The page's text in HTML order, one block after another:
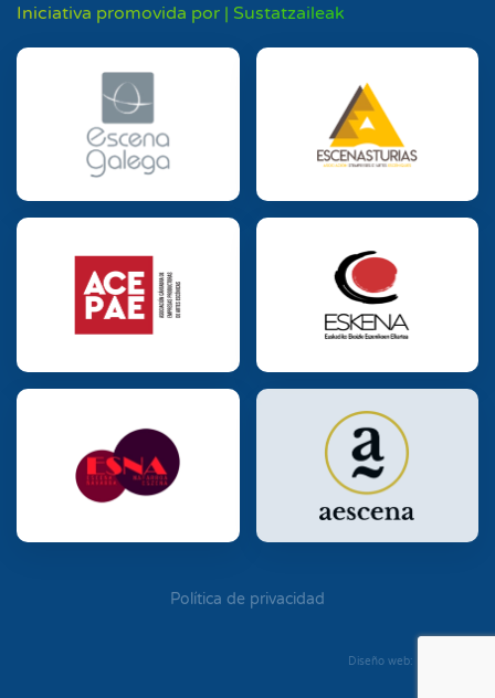
Iniciativa promovida por | Sustatzaileak
Política de privacidad
Diseño web: Diego Seixo